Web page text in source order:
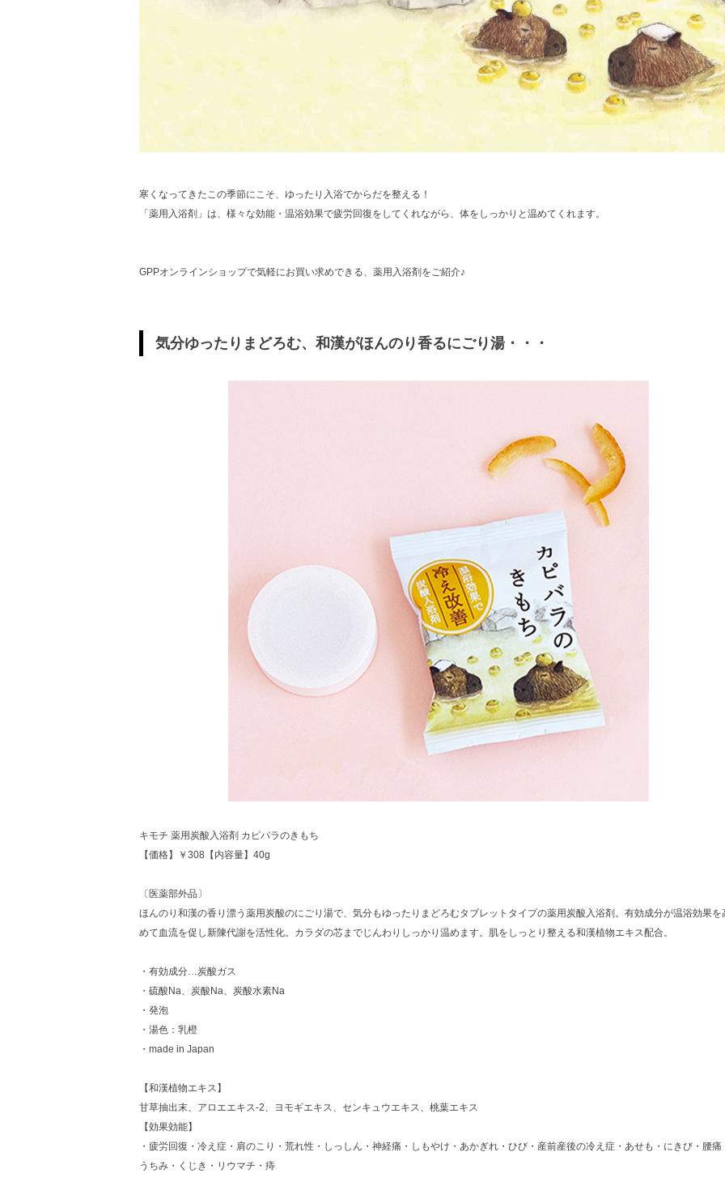
寒くなってきたこの季節にこそ、ゆったり入浴でからだを整える！
「薬用入浴剤」は、様々な効能・温浴効果で疲労回復をしてくれながら、体をしっかりと温めてくれます。
GPPオンラインショップで気軽にお買い求めできる、薬用入浴剤をご紹介♪
気分ゆったりまどろむ、和漢がほんのり香るにごり湯・・・
キモチ 薬用炭酸入浴剤 カピバラのきもち
【価格】￥308【内容量】40g
〔医薬部外品〕
ほんのり和漢の香り漂う薬用炭酸のにごり湯で、気分もゆったりまどろむタブレットタイプの薬用炭酸入浴剤。有効成分が温浴効果を
めて血流を促し新陳代謝を活性化。カラダの芯までじんわりしっかり温めます。肌をしっとり整える和漢植物エキス配合。
・有効成分…炭酸ガス
・硫酸Na、炭酸Na、炭酸水素Na
・発泡
・湯色：乳橙
・made in Japan
【和漢植物エキス】
甘草抽出末、アロエエキス-2、ヨモギエキス、センキュウエキス、桃葉エキス
【効果効能】
・疲労回復・冷え症・肩のこり・荒れ性・しっしん・神経痛・しもやけ・あかぎれ・ひび・産前産後の冷え症・あせも・にきび・腰痛
うちみ・くじき・リウマチ・痔